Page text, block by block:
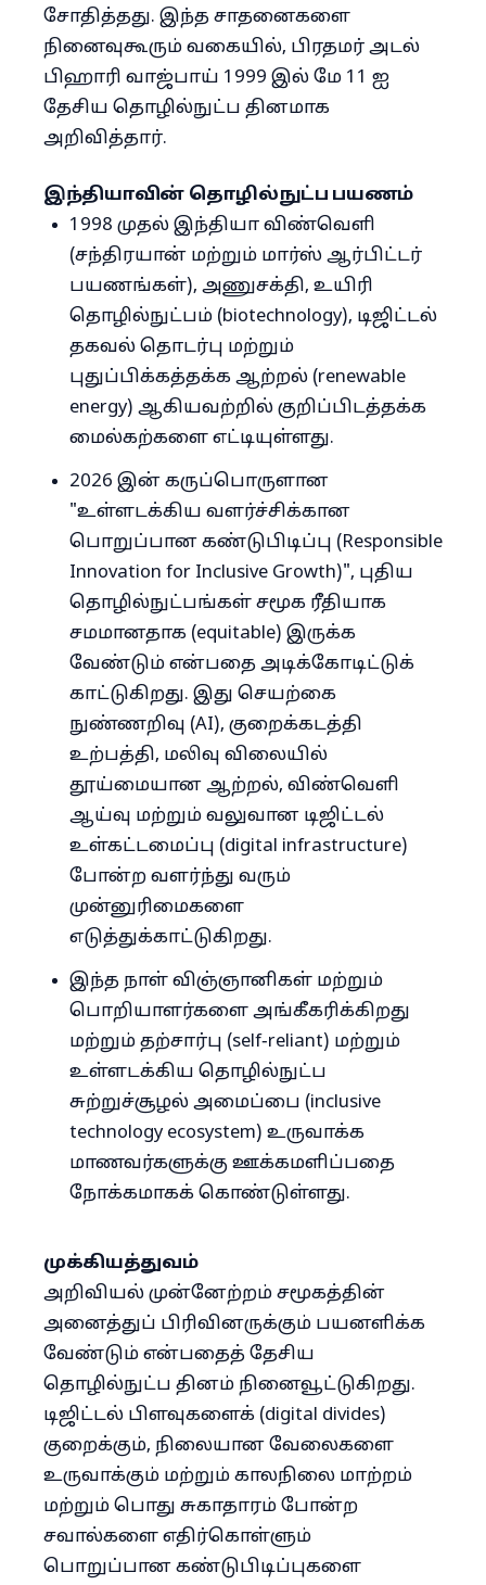
சோதித்தது. இந்த சாதனைகளை
நினைவுகூரும் வகையில், பிரதமர் அடல்
பிஹாரி வாஜ்பாய் 1999 இல் மே 11 ஐ
தேசிய தொழில்நுட்ப தினமாக
அறிவித்தார்.
இந்தியாவின் தொழில்நுட்ப பயணம்
1998 முதல் இந்தியா விண்வெளி
(சந்திரயான் மற்றும் மார்ஸ் ஆர்பிட்டர்
பயணங்கள்), அணுசக்தி, உயிரி
தொழில்நுட்பம் (biotechnology), டிஜிட்டல்
தகவல் தொடர்பு மற்றும்
புதுப்பிக்கத்தக்க ஆற்றல் (renewable
energy) ஆகியவற்றில் குறிப்பிடத்தக்க
மைல்கற்களை எட்டியுள்ளது.
2026 இன் கருப்பொருளான
"உள்ளடக்கிய வளர்ச்சிக்கான
பொறுப்பான கண்டுபிடிப்பு (Responsible
Innovation for Inclusive Growth)", புதிய
தொழில்நுட்பங்கள் சமூக ரீதியாக
சமமானதாக (equitable) இருக்க
வேண்டும் என்பதை அடிக்கோடிட்டுக்
காட்டுகிறது. இது செயற்கை
நுண்ணறிவு (AI), குறைக்கடத்தி
உற்பத்தி, மலிவு விலையில்
தூய்மையான ஆற்றல், விண்வெளி
ஆய்வு மற்றும் வலுவான டிஜிட்டல்
உள்கட்டமைப்பு (digital infrastructure)
போன்ற வளர்ந்து வரும்
முன்னுரிமைகளை
எடுத்துக்காட்டுகிறது.
இந்த நாள் விஞ்ஞானிகள் மற்றும்
பொறியாளர்களை அங்கீகரிக்கிறது
மற்றும் தற்சார்பு (self‑reliant) மற்றும்
உள்ளடக்கிய தொழில்நுட்ப
சுற்றுச்சூழல் அமைப்பை (inclusive
technology ecosystem) உருவாக்க
மாணவர்களுக்கு ஊக்கமளிப்பதை
நோக்கமாகக் கொண்டுள்ளது.
முக்கியத்துவம்
அறிவியல் முன்னேற்றம் சமூகத்தின்
அனைத்துப் பிரிவினருக்கும் பயனளிக்க
வேண்டும் என்பதைத் தேசிய
தொழில்நுட்ப தினம் நினைவூட்டுகிறது.
டிஜிட்டல் பிளவுகளைக் (digital divides)
குறைக்கும், நிலையான வேலைகளை
உருவாக்கும் மற்றும் காலநிலை மாற்றம்
மற்றும் பொது சுகாதாரம் போன்ற
சவால்களை எதிர்கொள்ளும்
பொறுப்பான கண்டுபிடிப்புகளை